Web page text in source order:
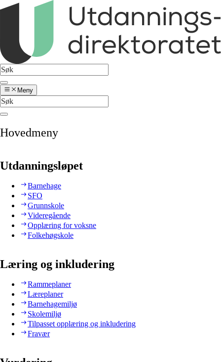
Meny
Hovedmeny
Utdanningsløpet
Barnehage
SFO
Grunnskole
Videregående
Opplæring for voksne
Folkehøgskole
Læring og inkludering
Rammeplaner
Læreplaner
Barnehagemiljø
Skolemiljø
Tilpasset opplæring og inkludering
Fravær